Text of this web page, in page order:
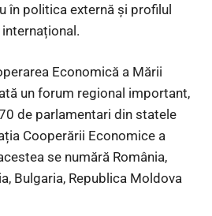
în politica externă și profilul
Economică a Mării
un forum regional important,
de parlamentari din statele
Cooperării Economice a
se numără România,
Bulgaria, Republica Moldova